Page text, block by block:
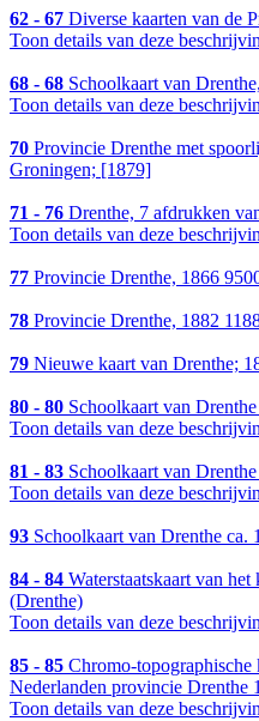
62 - 67 Diverse kaarten van de
Toon details van deze
68 - 68 Schoolkaart van
Toon details van deze
70 Provincie Drenthe met
Groningen; [1879]
71 - 76 Drenthe, 7 afdrukken
Toon details van deze
77 Provincie Drenthe, 1866
78 Provincie Drenthe, 1882
79 Nieuwe kaart van Drenthe;
80 - 80 Schoolkaart van
Toon details van deze
81 - 83 Schoolkaart van
Toon details van deze
93 Schoolkaart van Drenthe ca.
84 - 84 Waterstaatskaart van
(Drenthe)
Toon details van deze
85 - 85 Chromo-
Nederlanden provincie Drenthe
Toon details van deze